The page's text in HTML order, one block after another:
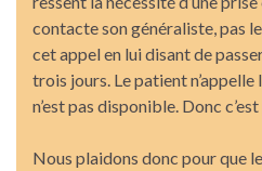
contacte son généraliste, pas
cet appel en lui disant de
trois jours. Le patient n’appelle
n’est pas disponible. Donc
Nous plaidons donc pour que